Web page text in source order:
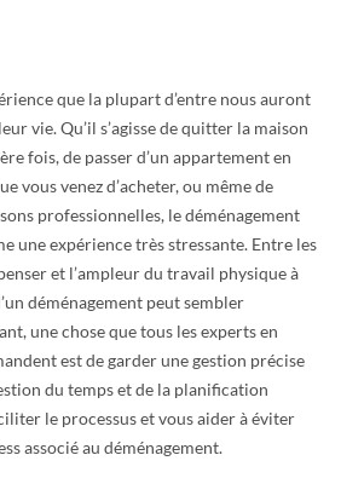
que la plupart d’entre nous auront
vie. Qu’il s’agisse de quitter la maison
fois, de passer d’un appartement en
vous venez d’acheter, ou même de
professionnelles, le déménagement
une expérience très stressante. Entre les
et l’ampleur du travail physique à
déménagement peut sembler
une chose que tous les experts en
est de garder une gestion précise
du temps et de la planification
le processus et vous aider à éviter
associé au déménagement.